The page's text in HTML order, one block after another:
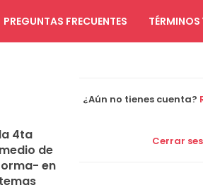
PREGUNTAS FRECUENTES
4ta
de
en
¿Aún no tienes cuenta?
Cerrar